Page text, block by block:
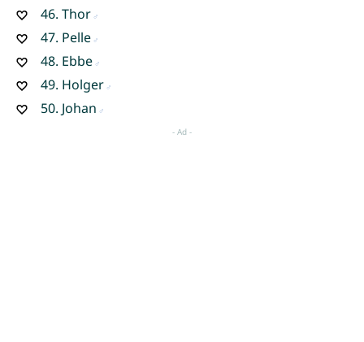
46. Thor
47. Pelle
48. Ebbe
49. Holger
50. Johan